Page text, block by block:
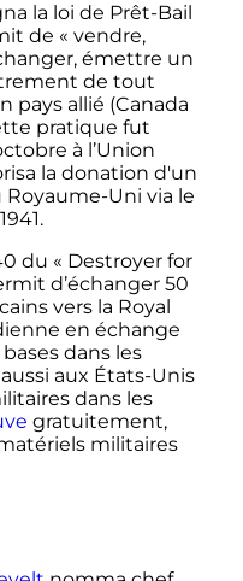
la loi de Prêt-Bail
de « vendre,
émettre un
de tout
pays allié (Canada
pratique fut
à l’Union
la donation d'un
Uni via le
.
du « Destroyer for
d’échanger 50
vers la Royal
en échange
dans les
aux États-Unis
dans les
gratuitement,
militaires